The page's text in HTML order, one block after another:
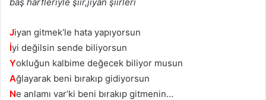
Jiyan gitmek‘le hata yapıyorsun
İyi değilsin sende biliyorsun
Yokluğun kalbime değecek biliyor musun
Ağlayarak beni bırakıp gidiyorsun
Ne anlamı var’ki beni bırakıp gitmenin…